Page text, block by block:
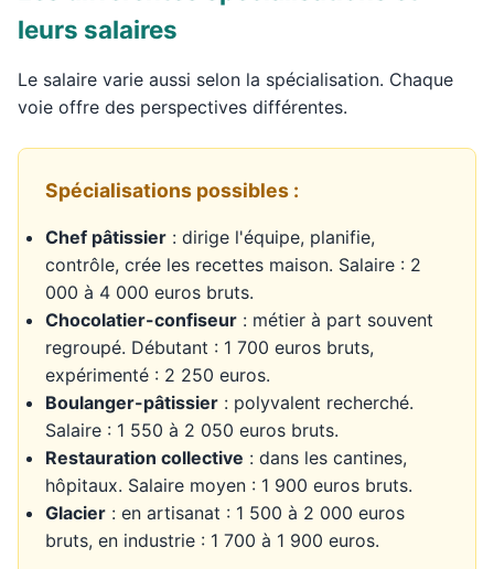
leurs salaires
Le salaire varie aussi selon la spécialisation. Chaque
voie offre des perspectives différentes.
Spécialisations possibles :
Chef pâtissier : dirige l'équipe, planifie,
contrôle, crée les recettes maison. Salaire : 2
000 à 4 000 euros bruts.
Chocolatier-confiseur : métier à part souvent
regroupé. Débutant : 1 700 euros bruts,
expérimenté : 2 250 euros.
Boulanger-pâtissier : polyvalent recherché.
Salaire : 1 550 à 2 050 euros bruts.
Restauration collective : dans les cantines,
hôpitaux. Salaire moyen : 1 900 euros bruts.
Glacier : en artisanat : 1 500 à 2 000 euros
bruts, en industrie : 1 700 à 1 900 euros.